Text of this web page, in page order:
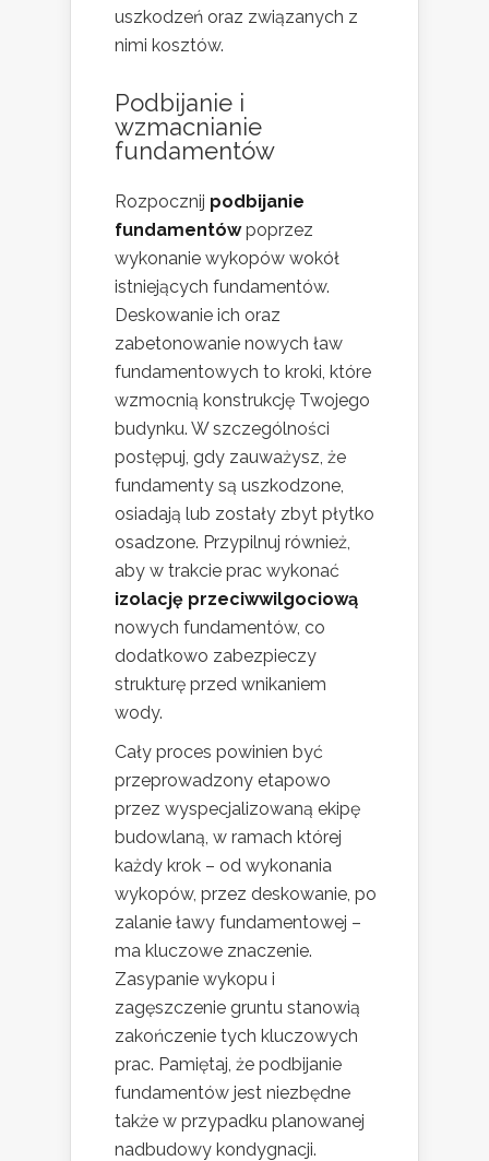
uszkodzeń oraz związanych z
nimi kosztów.
Podbijanie i
wzmacnianie
fundamentów
Rozpocznij podbijanie
fundamentówpoprzez
wykonanie wykopów wokół
istniejących fundamentów.
Deskowanie ich oraz
zabetonowanie nowych ław
fundamentowych to kroki, które
wzmocnią konstrukcję Twojego
budynku. W szczególności
postępuj, gdy zauważysz, że
fundamenty są uszkodzone,
osiadają lub zostały zbyt płytko
osadzone. Przypilnuj również,
aby w trakcie prac wykonać
izolację przeciwwilgociową
nowych fundamentów, co
dodatkowo zabezpieczy
strukturę przed wnikaniem
wody.
Cały proces powinien być
przeprowadzony etapowo
przez wyspecjalizowaną ekipę
budowlaną, w ramach której
każdy krok – od wykonania
wykopów, przez deskowanie, po
zalanie ławy fundamentowej –
ma kluczowe znaczenie.
Zasypanie wykopu i
zagęszczenie gruntu stanowią
zakończenie tych kluczowych
prac. Pamiętaj, że podbijanie
fundamentów jest niezbędne
także w przypadku planowanej
nadbudowy kondygnacji.